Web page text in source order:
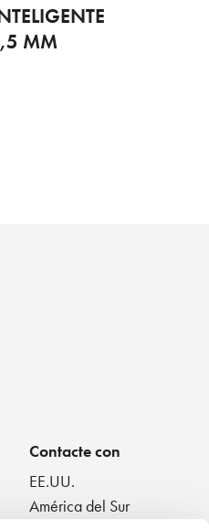
MM
Contacte con
EE.UU.
América del Sur